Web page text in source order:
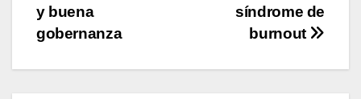
síndrome de
burnout
y buena
gobernanza